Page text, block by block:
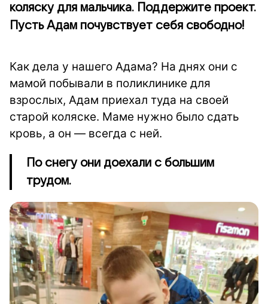
коляску для мальчика. Поддержите проект.
Пусть Адам почувствует себя свободно!
Как дела у нашего Адама? На днях они с
мамой побывали в поликлинике для
взрослых, Адам приехал туда на своей
старой коляске. Маме нужно было сдать
кровь, а он — всегда с ней.
По снегу они доехали с большим
трудом.